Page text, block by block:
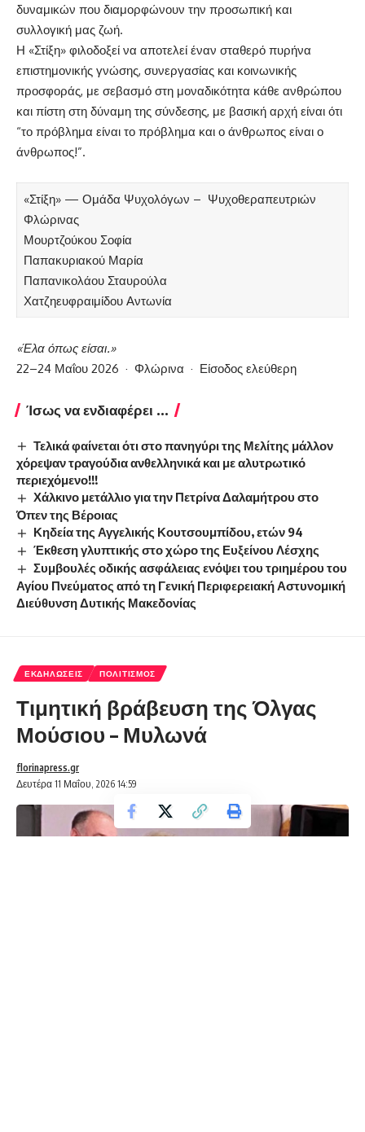
δυναμικών που διαμορφώνουν την προσωπική και
συλλογική μας ζωή.
Η «Στίξη» φιλοδοξεί να αποτελεί έναν σταθερό πυρήνα
επιστημονικής γνώσης, συνεργασίας και κοινωνικής
προσφοράς, με σεβασμό στη μοναδικότητα κάθε ανθρώπου
και πίστη στη δύναμη της σύνδεσης, με βασική αρχή είναι ότι
“το πρόβλημα είναι το πρόβλημα και ο άνθρωπος είναι ο
άνθρωπος!”.
«Στίξη» — Ομάδα Ψυχολόγων – Ψυχοθεραπευτριών
Φλώρινας
Μουρτζούκου Σοφία
Παπακυριακού Μαρία
Παπανικολάου Σταυρούλα
Χατζηευφραιμίδου Αντωνία
«Έλα όπως είσαι.»
22–24 Μαΐου 2026 · Φλώρινα · Είσοδος ελεύθερη
Ίσως να ενδιαφέρει ...
Τελικά φαίνεται ότι στο πανηγύρι της Μελίτης μάλλον
χόρεψαν τραγούδια ανθελληνικά και με αλυτρωτικό
περιεχόμενο!!!
Χάλκινο μετάλλιο για την Πετρίνα Δαλαμήτρου στο
Όπεν της Βέροιας
Κηδεία της Αγγελικής Κουτσουμπίδου, ετών 94
Έκθεση γλυπτικής στο χώρο της Ευξείνου Λέσχης
Συμβουλές οδικής ασφάλειας ενόψει του τριημέρου του
Αγίου Πνεύματος από τη Γενική Περιφερειακή Αστυνομική
Διεύθυνση Δυτικής Μακεδονίας
ΕΚΔΗΛΏΣΕΙΣ ΠΟΛΙΤΙΣΜΌΣ
Τιμητική βράβευση της Όλγας
Μούσιου – Μυλωνά
Δευτέρα 11 Μαΐου, 2026 14:59
florinapress.gr